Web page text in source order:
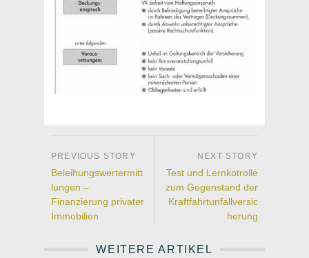
Beleihungswertermitt
lungen –
Finanzierung privater
Immobilien
Test und Lernkotrolle
zum Gegenstand der
Kraftfahrtunfallversic
herung
WEITERE ARTIKEL